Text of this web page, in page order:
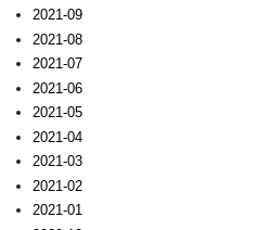
2021-09
2021-08
2021-07
2021-06
2021-05
2021-04
2021-03
2021-02
2021-01